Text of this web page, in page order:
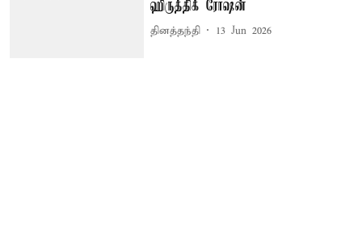
ஹிருத்திக் ரோஷன்
தினத்தந்தி 13 Jun 2026